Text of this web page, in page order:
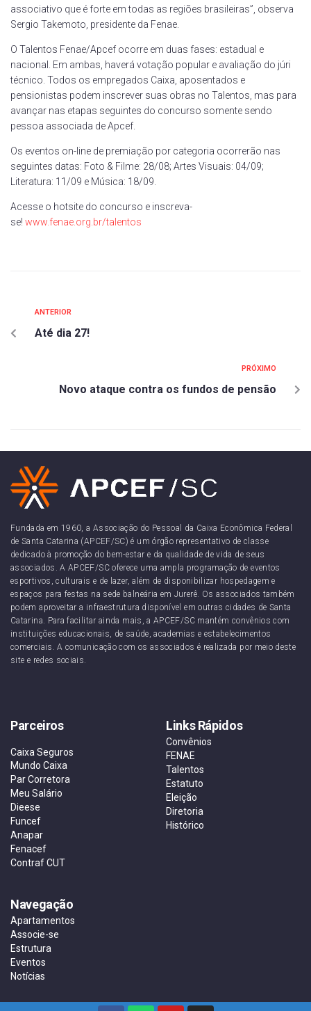
associativo que é forte em todas as regiões brasileiras”, observa
Sergio Takemoto, presidente da Fenae.
O Talentos Fenae/Apcef ocorre em duas fases: estadual e
nacional. Em ambas, haverá votação popular e avaliação do júri
técnico. Todos os empregados Caixa, aposentados e
pensionistas podem inscrever suas obras no Talentos, mas para
avançar nas etapas seguintes do concurso somente sendo
pessoa associada de Apcef.
Os eventos on-line de premiação por categoria ocorrerão nas
seguintes datas: Foto & Filme: 28/08; Artes Visuais: 04/09;
Literatura: 11/09 e Música: 18/09.
Acesse o hotsite do concurso e inscreva-
se! www.fenae.org.br/talentos
ANTERIOR
Até dia 27!
PRÓXIMO
Novo ataque contra os fundos de pensão
Fundada em 1960, a Associação do Pessoal da Caixa Econômica Federal
de Santa Catarina (APCEF/SC) é um órgão representativo de classe
dedicado à promoção do bem-estar e da qualidade de vida de seus
associados. A APCEF/SC oferece uma ampla programação de eventos
esportivos, culturais e de lazer, além de disponibilizar hospedagem e
espaços para festas na sede balneária em Jurerê. Os associados também
podem aproveitar a infraestrutura disponível em outras cidades de Santa
Catarina. Para facilitar ainda mais, a APCEF/SC mantém convênios com
instituições educacionais, de saúde, academias e estabelecimentos
comerciais. A comunicação com os associados é realizada por meio deste
site e redes sociais.
Parceiros
Caixa Seguros
Mundo Caixa
Par Corretora
Meu Salário
Dieese
Funcef
Anapar
Fenacef
Contraf CUT
Links Rápidos
Convênios
FENAE
Talentos
Estatuto
Eleição
Diretoria
Histórico
Navegação
Apartamentos
Associe-se
Estrutura
Eventos
Notícias